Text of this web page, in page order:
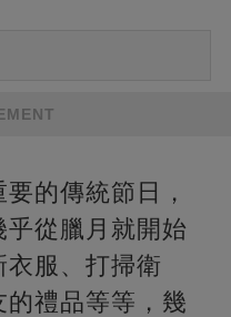
的傳統節日，
從臘月就開始
服、打掃衛
禮品等等，幾